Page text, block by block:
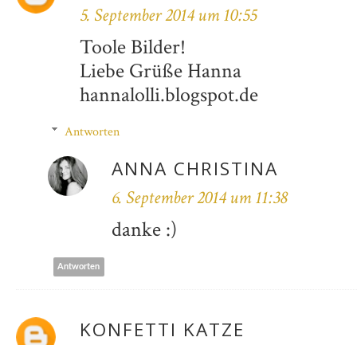
5. September 2014 um 10:55
Toole Bilder!
Liebe Grüße Hanna
hannalolli.blogspot.de
Antworten
ANNA CHRISTINA
6. September 2014 um 11:38
danke :)
Antworten
KONFETTI KATZE